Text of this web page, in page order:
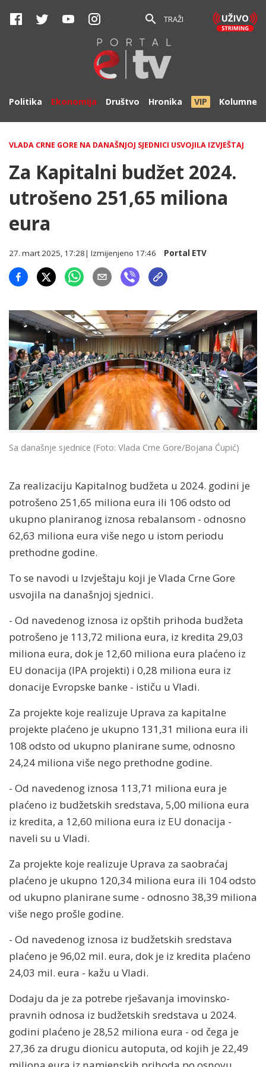
TRAŽI
Politika Ekonomija Društvo Hronika VIP Kolumne
VLADA CRNE GORE NA DANAŠNJOJ SJEDNICI USVOJILA IZVJEŠTAJ
Za Kapitalni budžet 2024.
utrošeno 251,65 miliona
eura
27. mart 2025, 17:28| Izmijenjeno 17:46 Portal ETV
Sa današnje sjednice (Foto: Vlada Crne Gore/Bojana Ćupić)
Za realizaciju Kapitalnog budžeta u 2024. godini je
potrošeno 251,65 miliona eura ili 106 odsto od
ukupno planiranog iznosa rebalansom - odnosno
62,63 miliona eura više nego u istom periodu
prethodne godine.
To se navodi u Izvještaju koji je Vlada Crne Gore
usvojila na današnjoj sjednici.
- Od navedenog iznosa iz opštih prihoda budžeta
potrošeno je 113,72 miliona eura, iz kredita 29,03
miliona eura, dok je 12,60 miliona eura plaćeno iz
EU donacija (IPA projekti) i 0,28 miliona eura iz
donacije Evropske banke - ističu u Vladi.
Za projekte koje realizuje Uprava za kapitalne
projekte plaćeno je ukupno 131,31 miliona eura ili
108 odsto od ukupno planirane sume, odnosno
24,24 miliona više nego prethodne godine.
- Od navedenog iznosa 113,71 miliona eura je
plaćeno iz budžetskih sredstava, 5,00 miliona eura
iz kredita, a 12,60 miliona eura iz EU donacija -
naveli su u Vladi.
Za projekte koje realizuje Uprava za saobraćaj
plaćeno je ukupno 120,34 miliona eura ili 104 odsto
od ukupno planirane sume - odnosno 38,39 miliona
više nego prošle godine.
- Od navedenog iznosa iz budžetskih sredstava
plaćeno je 96,02 mil. eura, dok je iz kredita plaćeno
24,03 mil. eura - kažu u Vladi.
Dodaju da je za potrebe rješavanja imovinsko-
pravnih odnosa iz budžetskih sredstava u 2024.
godini plaćeno je 28,52 miliona eura - od čega je
27,36 za drugu dionicu autoputa, od kojih je 22,49